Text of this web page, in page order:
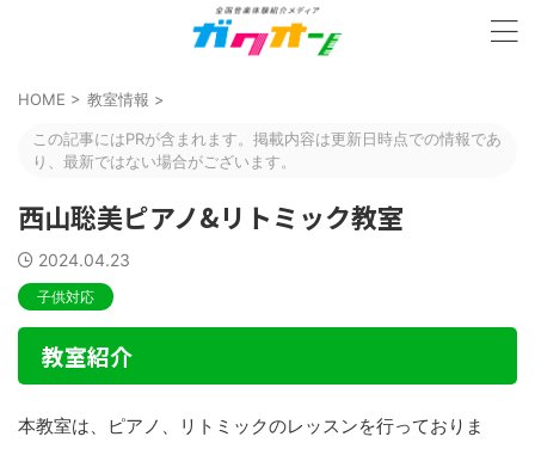
HOME > 教室情報 >
この記事にはPRが含まれます。掲載内容は更新日時点での情報であ
り、最新ではない場合がございます。
西山聡美ピアノ&リトミック教室
2024.04.23
子供対応
教室紹介
本教室は、ピアノ、リトミックのレッスンを行っておりま